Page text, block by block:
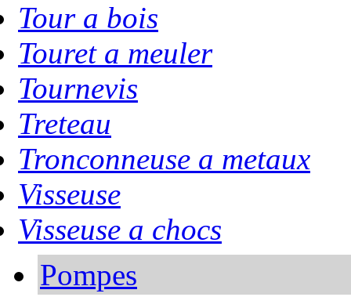
Tour a bois
Touret a meuler
Tournevis
Treteau
Tronconneuse a metaux
Visseuse
Visseuse a chocs
Pompes